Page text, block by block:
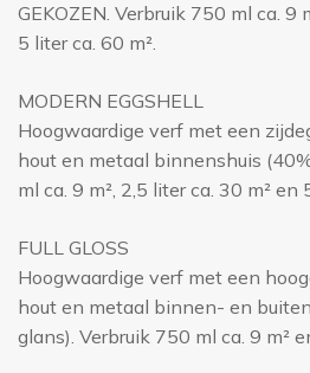
GEKOZEN. Verbruik 750 ml ca. 9
5 liter ca. 60 m².
MODERN EGGSHELL
Hoogwaardige verf met een
hout en metaal binnenshuis
ml ca. 9 m², 2,5 liter ca. 30 m² en
FULL GLOSS
Hoogwaardige verf met een
hout en metaal binnen- en
glans). Verbruik 750 ml ca. 9 m²